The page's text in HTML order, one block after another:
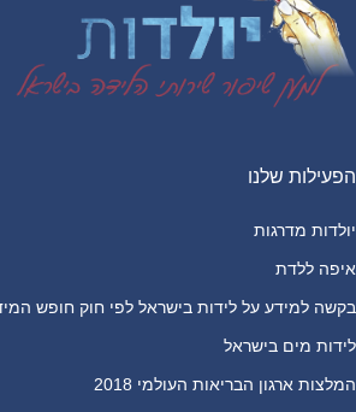
הפעילות שלנו
יולדות מדרגות
איפה ללדת
בקשה למידע על לידות בישראל לפי חוק חופש
לידות מים בישראל
המלצות ארגון הבריאות העולמי 2018